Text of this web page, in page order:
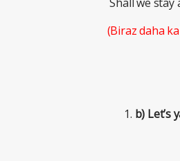
(Biraz daha
b) Let’s